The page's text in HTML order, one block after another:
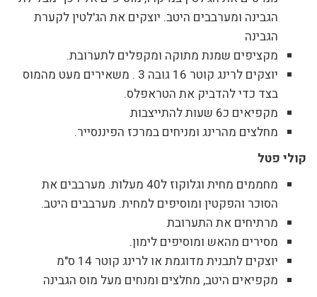
הגבינה ומערבבים היטב. יוצקים את הג'לטין לקערת
הגבינה
מקציפים שמנת מתוקה ומקפלים לתערובת.
יוצקים לרינג קוטר 16 גובה 3 . משאירים מעט מהמוס
בצד כדי להדביק את הטראפלס.
מקפיאים כ6 שעות להתייצבות
מחלצים מהרינג ומניחים במרכז הפיננסייר.
קולי פטל
מחממים מחית וגלוקוז ל40 מעלות. מערבבים את
הסוכר והפקטין ומוסיפים למחית. מערבבים היטב.
מרתיחים את התערובת
מסירים מהאש ומוסיפים לימון.
יוצקים לתבנית מדוגמת או לרינג קוטר 14 ס"מ
מקפיאים היטב, מחלצים ומנחים מעל מוס הגבינה